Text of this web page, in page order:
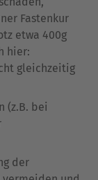
Fastenkur
etwa 400g
hier:
gleichzeitig
(z.B. bei
der